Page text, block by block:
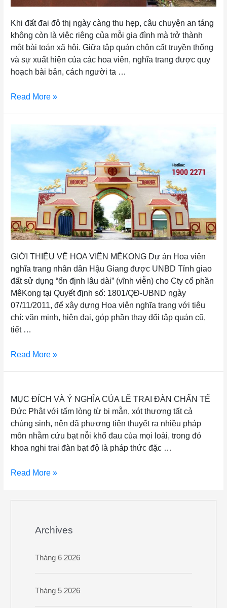
Khi đất đai đô thị ngày càng thu hẹp, câu chuyện an táng
không còn là việc riêng của mỗi gia đình mà trở thành
một bài toán xã hội. Giữa tập quán chôn cất truyền thống
và sự xuất hiện của các hoa viên, nghĩa trang được quy
hoạch bài bản, cách người ta …
Read More »
GIỚI THIỆU VỀ HOA VIÊN MÊKONG Dự án Hoa viên
nghĩa trang nhân dân Hậu Giang được UNBD Tỉnh giao
đất sử dụng “ổn định lâu dài” (vĩnh viễn) cho Cty cổ phần
MêKong tại Quyết định số: 1801/QĐ-UBND ngày
07/11/2011, để xây dựng Hoa viên nghĩa trang với tiêu
chí: văn minh, hiện đại, góp phần thay đổi tập quán cũ,
tiết …
GIỚI THIỆU VỀ HOA VIÊN MÊKONG
Read More »
MỤC ĐÍCH VÀ Ý NGHĨA CỦA LỄ TRAI ĐÀN CHẨN TẾ
Đức Phật với tấm lòng từ bi mẫn, xót thương tất cả
chúng sinh, nên đã phương tiện thuyết ra nhiều pháp
môn nhằm cứu bạt nỗi khổ đau của mọi loài, trong đó
khoa nghi trai đàn bạt độ là pháp thức đặc …
Read More »
Archives
Tháng 6 2026
Tháng 5 2026